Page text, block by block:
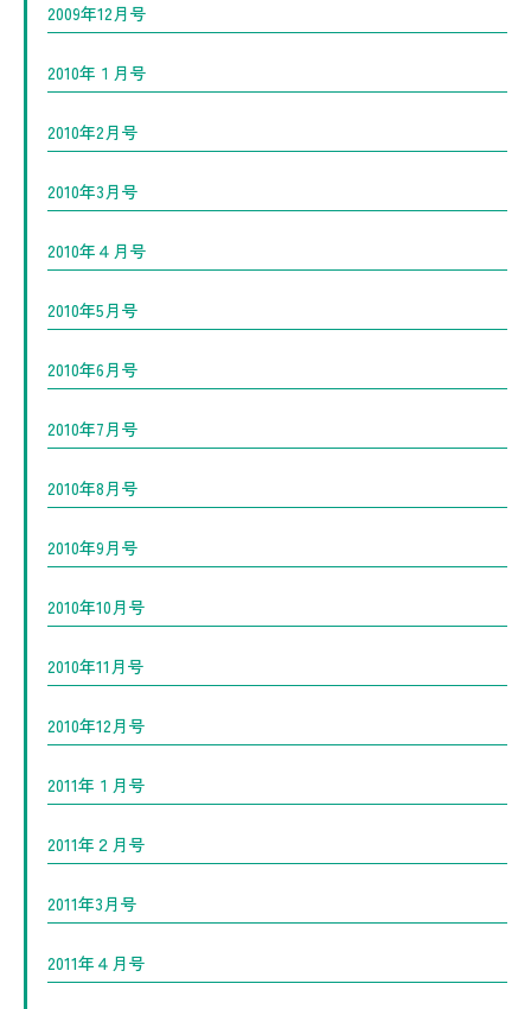
2009年12月号
2010年１月号
2010年2月号
2010年3月号
2010年４月号
2010年5月号
2010年6月号
2010年7月号
2010年8月号
2010年9月号
2010年10月号
2010年11月号
2010年12月号
2011年１月号
2011年２月号
2011年3月号
2011年４月号